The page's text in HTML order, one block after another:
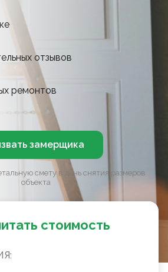
отзывов
ремонтов
замерщика
смету в день снятия размеров
объекта
стоимость